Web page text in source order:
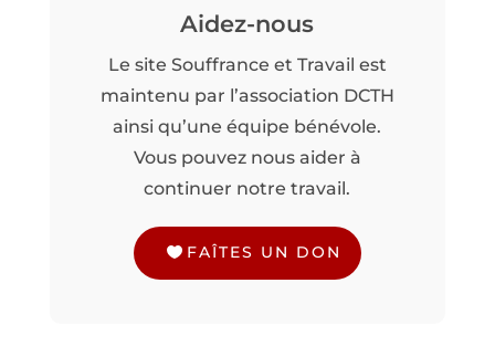
Aidez-nous
Le site Souffrance et Travail est
maintenu par l’association DCTH
ainsi qu’une équipe bénévole.
Vous pouvez nous aider à
continuer notre travail.
FAÎTES UN DON